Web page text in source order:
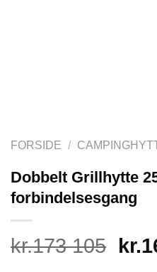
FORSIDE /
Dobbelt Grillhytte
forbindelsesgang
kr.173 105 kr.